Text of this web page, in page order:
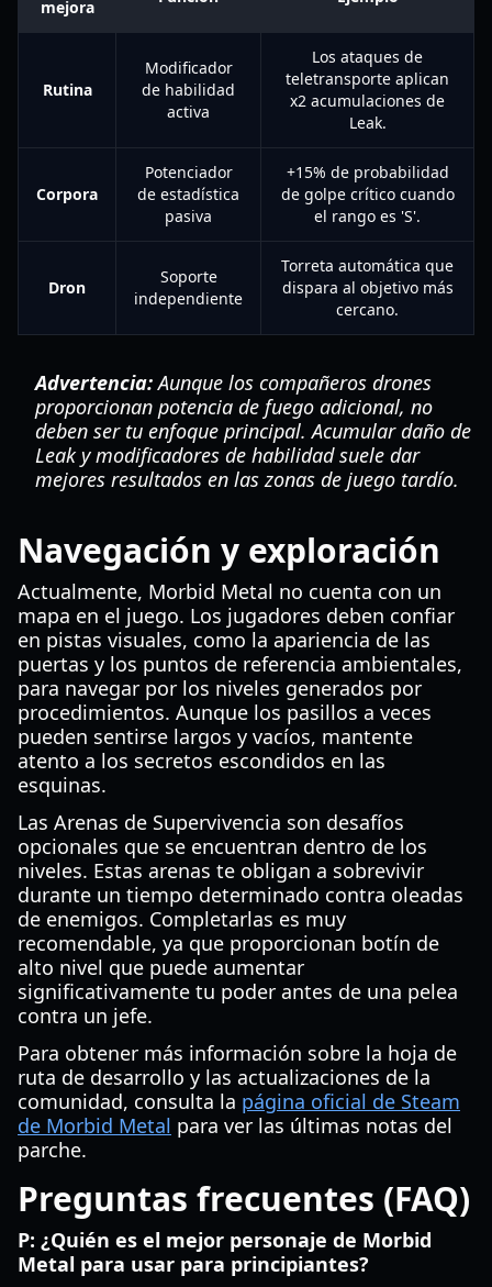
mejora
Rutina
Modificador
de habilidad
activa
Los ataques de
teletransporte aplican
x2 acumulaciones de
Leak.
Corpora
Potenciador
de estadística
pasiva
+15% de probabilidad
de golpe crítico cuando
el rango es 'S'.
Dron
Soporte
independiente
Torreta automática que
dispara al objetivo más
cercano.
Advertencia:Aunque los compañeros drones
proporcionan potencia de fuego adicional, no
deben ser tu enfoque principal. Acumular daño de
Leak y modificadores de habilidad suele dar
mejores resultados en las zonas de juego tardío.
Navegación y exploración
Actualmente, Morbid Metal no cuenta con un
mapa en el juego. Los jugadores deben confiar
en pistas visuales, como la apariencia de las
puertas y los puntos de referencia ambientales,
para navegar por los niveles generados por
procedimientos. Aunque los pasillos a veces
pueden sentirse largos y vacíos, mantente
atento a los secretos escondidos en las
esquinas.
Las Arenas de Supervivencia son desafíos
opcionales que se encuentran dentro de los
niveles. Estas arenas te obligan a sobrevivir
durante un tiempo determinado contra oleadas
de enemigos. Completarlas es muy
recomendable, ya que proporcionan botín de
alto nivel que puede aumentar
significativamente tu poder antes de una pelea
contra un jefe.
Para obtener más información sobre la hoja de
ruta de desarrollo y las actualizaciones de la
comunidad, consulta la página oficial de Steam
de Morbid Metal para ver las últimas notas del
parche.
Preguntas frecuentes (FAQ)
P: ¿Quién es el mejor personaje de Morbid
Metal para usar para principiantes?